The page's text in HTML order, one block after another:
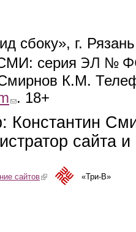
сбоку», г.
серия ЭЛ №
К.М.
(link sends e-mail)
. 18+
Константин
сайта
сайтов(link is external)«Три-В»